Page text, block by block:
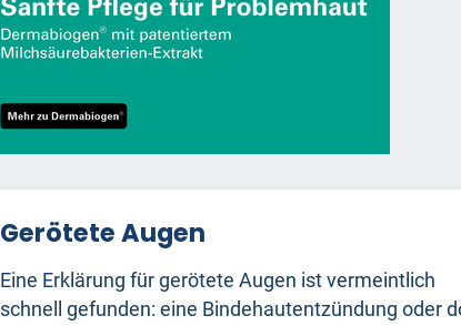
Gerötete Augen
Eine Erklärung für gerötete Augen ist vermeintlich
schnell gefunden: eine Bindehautentzündung oder